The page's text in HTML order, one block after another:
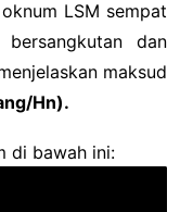
LSM sempat
dan
maksud
Hn).
di bawah ini: